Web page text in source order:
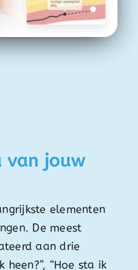
van jouw
elementen
De meest
aan drie
“Hoe sta ik